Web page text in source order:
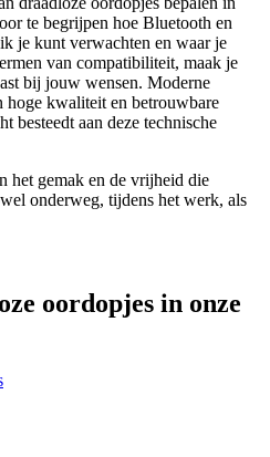
te begrijpen hoe Bluetooth en
je kunt verwachten en waar je
van compatibiliteit, maak je
bij jouw wensen. Moderne
hoge kwaliteit en betrouwbare
besteedt aan deze technische
het gemak en de vrijheid die
onderweg, tijdens het werk, als
oordopjes in onze